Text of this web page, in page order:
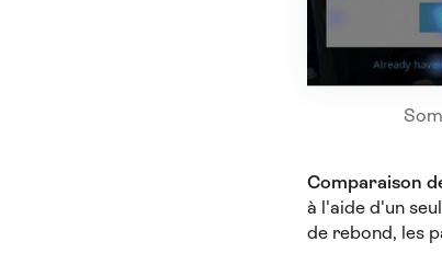
Comparaison
à l'aide d'un
de rebond, les